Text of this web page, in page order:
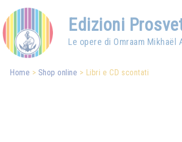
Edizioni
Le opere di Omraam Mikhaël
Home Shop online Libri e CD scontati